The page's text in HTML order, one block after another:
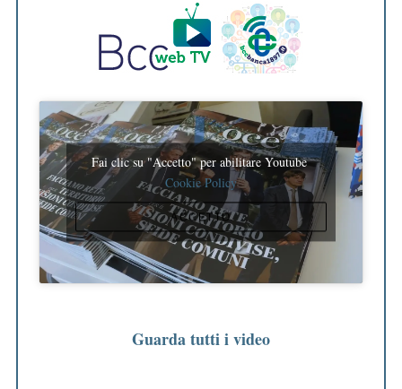
Fai clic su "Accetto" per abilitare Youtube
Cookie Policy
ACCETTO
Guarda tutti i video